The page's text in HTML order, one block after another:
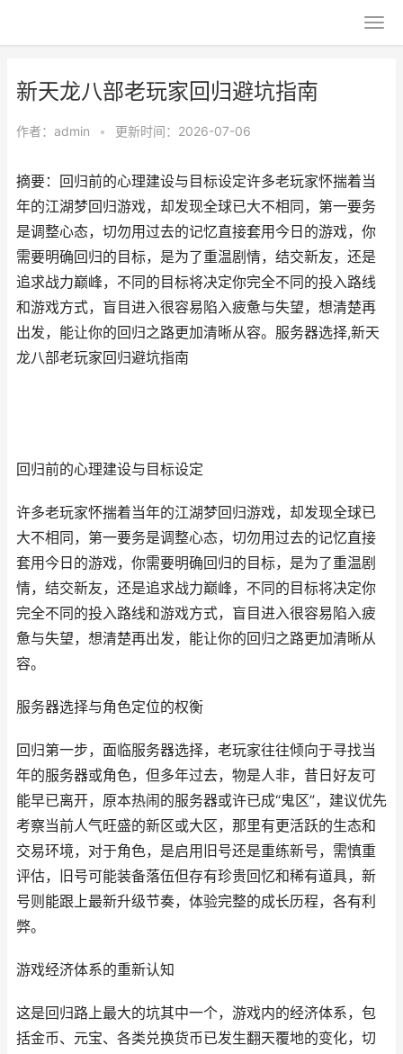
新天龙八部老玩家回归避坑指南
作者： admin • 更新时间：2026-07-06
摘要：回归前的心理建设与目标设定许多老玩家怀揣着当
年的江湖梦回归游戏，却发现全球已大不相同，第一要务
是调整心态，切勿用过去的记忆直接套用今日的游戏，你
需要明确回归的目标，是为了重温剧情，结交新友，还是
追求战力巅峰，不同的目标将决定你完全不同的投入路线
和游戏方式，盲目进入很容易陷入疲惫与失望，想清楚再
出发，能让你的回归之路更加清晰从容。服务器选择,新天
龙八部老玩家回归避坑指南
回归前的心理建设与目标设定
许多老玩家怀揣着当年的江湖梦回归游戏，却发现全球已
大不相同，第一要务是调整心态，切勿用过去的记忆直接
套用今日的游戏，你需要明确回归的目标，是为了重温剧
情，结交新友，还是追求战力巅峰，不同的目标将决定你
完全不同的投入路线和游戏方式，盲目进入很容易陷入疲
惫与失望，想清楚再出发，能让你的回归之路更加清晰从
容。
服务器选择与角色定位的权衡
回归第一步，面临服务器选择，老玩家往往倾向于寻找当
年的服务器或角色，但多年过去，物是人非，昔日好友可
能早已离开，原本热闹的服务器或许已成“鬼区”，建议优先
考察当前人气旺盛的新区或大区，那里有更活跃的生态和
交易环境，对于角色，是启用旧号还是重练新号，需慎重
评估，旧号可能装备落伍但存有珍贵回忆和稀有道具，新
号则能跟上最新升级节奏，体验完整的成长历程，各有利
弊。
游戏经济体系的重新认知
这是回归路上最大的坑其中一个，游戏内的经济体系，包
括金币、元宝、各类兑换货币已发生翻天覆地的变化，切